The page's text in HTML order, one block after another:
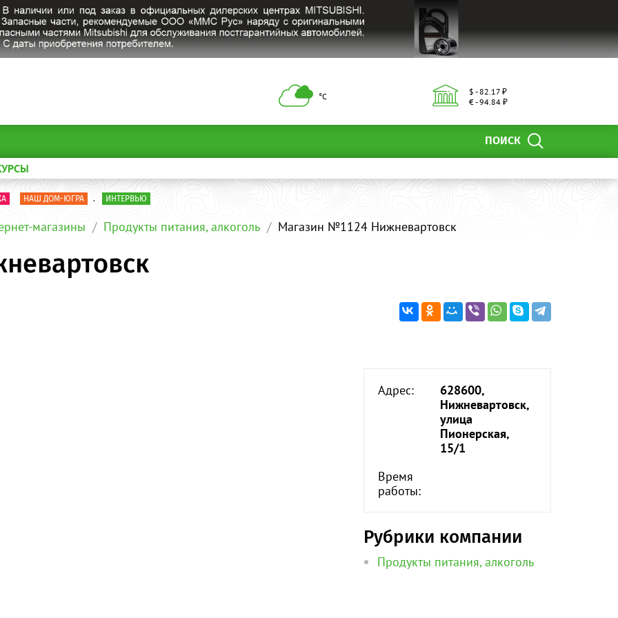
°С
$ - 82.17 ₽
€ - 94.84 ₽
ПОИСК
НАШ ДОМ-ЮГРА . ИНТЕРВЬЮ
магазины Продукты питания, алкоголь Магазин №1124 Нижневартовск
Адрес:
628600,
Нижневартовск,
улица
Пионерская,
15/1
Время
работы:
Рубрики компании
Продукты питания, алкоголь